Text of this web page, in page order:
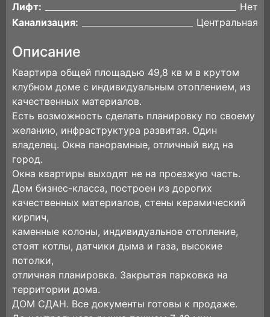
Лифт:
Нет
Канализация:
Центральная
Описание
Квартира общей площадью 49,8 кв м в крутом
клубном доме с индивидуальным отоплением, из
качественных материалов.
Есть возможность сделать планировку по своему
желанию, инфраструктура развитая. Один
владелец. Окна панорамные, отличный вид на
город.
Окна квартиры выходят не на проезжую часть.
Дом бизнес-класса, построен из дорогих
качественных материалов, стены керамический
кирпич,
каменные колоны, индивидуальное отопление,
стоят котлы, датчики дыма и газа, высокие
потолки,
отличная планировка. Закрытая парковка на
территории дома.
ДОМ СДАН. Все документы готовы к продаже.